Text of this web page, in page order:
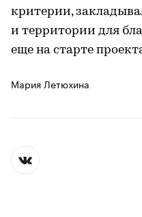
критерии,
и территории для
еще на старте
Мария Летюхина